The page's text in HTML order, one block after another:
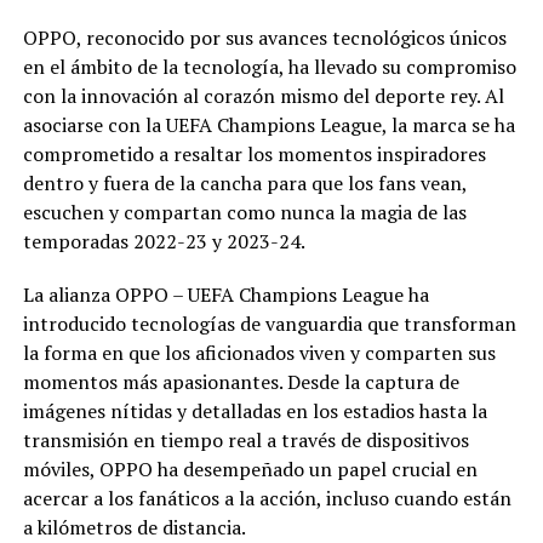
OPPO, reconocido por sus avances tecnológicos únicos
en el ámbito de la tecnología, ha llevado su compromiso
con la innovación al corazón mismo del deporte rey. Al
asociarse con la UEFA Champions League, la marca se ha
comprometido a resaltar los momentos inspiradores
dentro y fuera de la cancha para que los fans vean,
escuchen y compartan como nunca la magia de las
temporadas 2022-23 y 2023-24.
La alianza OPPO – UEFA Champions League ha
introducido tecnologías de vanguardia que transforman
la forma en que los aficionados viven y comparten sus
momentos más apasionantes. Desde la captura de
imágenes nítidas y detalladas en los estadios hasta la
transmisión en tiempo real a través de dispositivos
móviles, OPPO ha desempeñado un papel crucial en
acercar a los fanáticos a la acción, incluso cuando están
a kilómetros de distancia.